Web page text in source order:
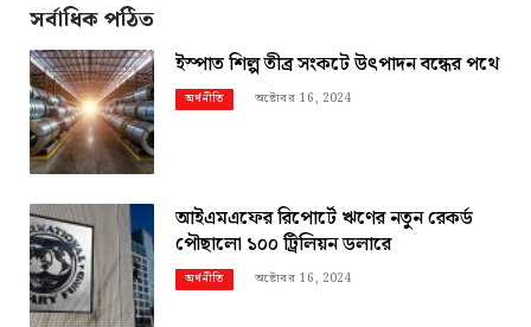
সর্বাধিক পঠিত
ইস্পাত শিল্প তীব্র সংকটে উৎপাদন বন্ধের পথে
অর্থনীতি অক্টোবর 16, 2024
আইএমএফের রিপোর্টে ঋণের নতুন রেকর্ড
পৌছালো ১০০ ট্রিলিয়ন ডলারে
অর্থনীতি অক্টোবর 16, 2024